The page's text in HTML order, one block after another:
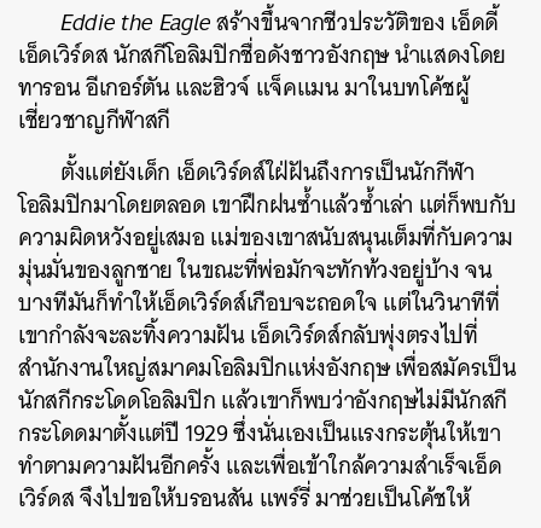
Eddie the Eagleสร้างขึ้นจากชีวประวัติของ เอ็ดดี้
เอ็ดเวิร์ดส นักสกีโอลิมปิกชื่อดังชาวอังกฤษ นำแสดงโดย
ทารอน อีเกอร์ตัน และฮิวจ์ แจ็คแมน มาในบทโค้ชผู้
เชี่ยวชาญกีฬาสกี
ตั้งแต่ยังเด็ก เอ็ดเวิร์ดส์ใฝ่ฝันถึงการเป็นนักกีฬา
โอลิมปิกมาโดยตลอด เขาฝึกฝนซ้ำแล้วซ้ำเล่า แต่ก็พบกับ
ความผิดหวังอยู่เสมอ แม่ของเขาสนับสนุนเต็มที่กับความ
มุ่นมั่นของลูกชาย ในขณะที่พ่อมักจะทักท้วงอยู่บ้าง จน
บางทีมันก็ทำให้เอ็ดเวิร์ดส์เกือบจะถอดใจ แต่ในวินาทีที่
เขากำลังจะละทิ้งความฝัน เอ็ดเวิร์ดส์กลับพุ่งตรงไปที่
สำนักงานใหญ่สมาคมโอลิมปิกแห่งอังกฤษ เพื่อสมัครเป็น
นักสกีกระโดดโอลิมปิกแล้วเขาก็พบว่าอังกฤษไม่มีนักสกี
กระโดดมาตั้งแต่ปี 1929 ซึ่งนั่นเองเป็นแรงกระตุ้นให้เขา
ทำตามความฝันอีกครั้ง และเพื่อเข้าใกล้ความสำเร็จเอ็ด
เวิร์ดส จึงไปขอให้บรอนสัน แพร์รี่ มาช่วยเป็นโค้ชให้
ค้นหา
SHARE EMAIL